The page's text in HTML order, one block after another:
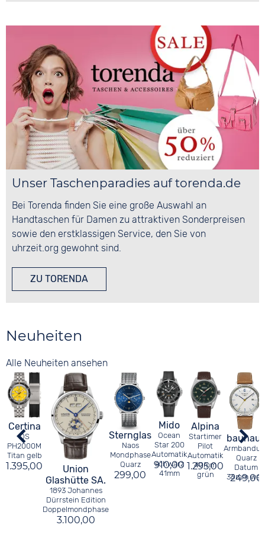
Unser Taschenparadies auf torenda.de
Bei Torenda finden Sie eine große Auswahl an
Handtaschen für Damen zu attraktiven Sonderpreisen
sowie den erstklassigen Service, den Sie von
uhrzeit.org gewohnt sind.
ZU TORENDA
Neuheiten
Alle Neuheiten ansehen
Certina
DS
PH2000M
Titan gelb
1.395,00
Union
Glashütte SA.
1893 Johannes
Dürrstein Edition
Doppelmondphase
3.100,00
Sternglas
Naos
Mondphase
Quarz
299,00
Mido
Ocean
Star 200
Automatik
schwarz
41mm
910,00
Alpina
Startimer
Pilot
Automatik
40mm
grün
1.295,00
Quarz
Datum
36mm
249,00